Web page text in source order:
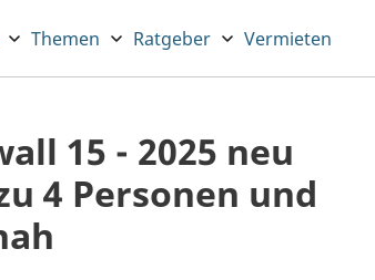
Themen Ratgeber Vermieten
15 - 2025 neu
4 Personen und